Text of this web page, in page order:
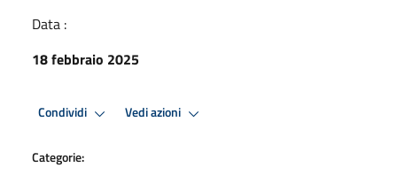
Data :
18 febbraio 2025
Condividi Vedi azioni
Categorie: